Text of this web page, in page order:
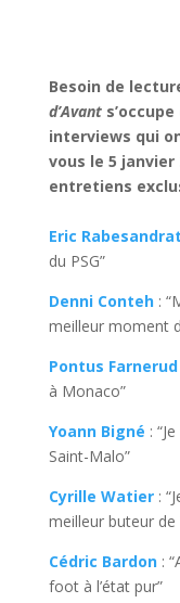
Besoin de
d’Avant
interviews qui
vous le 5 janvier
entretiens
Eric
du PSG”
Denni Conteh:
meilleur moment
Pontus Farnerud
à Monaco”
Yoann Bigné :
Saint-Malo”
Cyrille Watier:
meilleur buteur de
Cédric Bardon:
foot à l’état pur”